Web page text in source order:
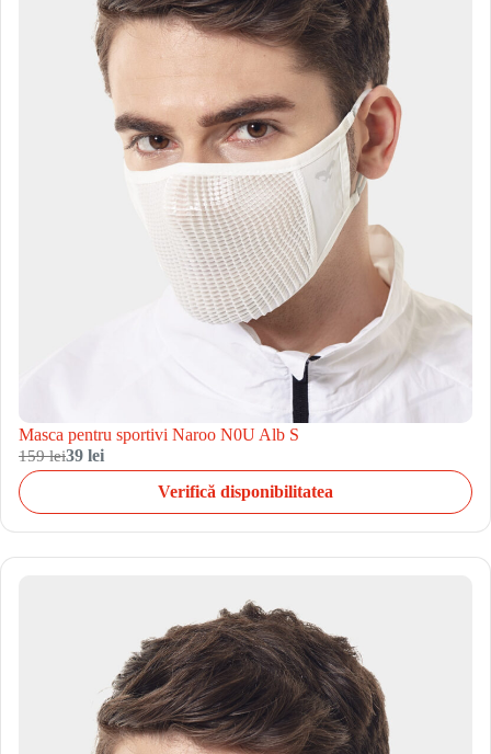
Masca pentru sportivi Naroo N0U Alb S
159 lei39 lei
Verifică disponibilitatea